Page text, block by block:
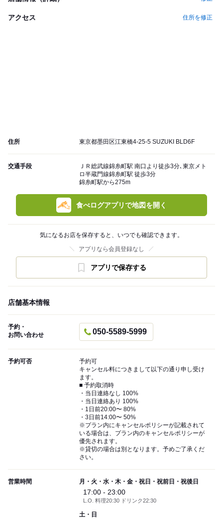
アクセス 住所を修正
住所 東京都墨田区江東橋4-25-5 SUZUKI BLD6F
交通手段
ＪＲ総武線錦糸町駅 南口より徒歩3分､東京メト
ロ半蔵門線錦糸町駅 徒歩3分
錦糸町駅から275m
食べログアプリで地図を開く
気になるお店を保存すると、いつでも確認できます。
アプリなら会員登録なし
アプリで保存する
店舗基本情報
予約・
お問い合わせ
050-5589-5999
予約可否
予約可
キャンセル料につきまして以下の通り申し受け
ます。
■ 予約取消時
・当日連絡なし 100%
・当日連絡あり 100%
・1日前20:00〜 80%
・3日前14:00〜 50%
※プラン内にキャンセルポリシーが記載されて
いる場合は、プラン内のキャンセルポリシーが
優先されます。
※貸切の場合は別となります。予めご了承くだ
さい。
営業時間 月・火・水・木・金・祝日・祝前日・祝後日
17:00 - 23:00
L.O. 料理20:30 ドリンク22:30
土・日